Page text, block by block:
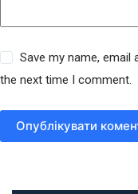
Save my name,
the next time I comment.
Опублікувати